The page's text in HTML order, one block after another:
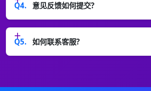
Q4. 意见反馈如何提交?
Q5. 如何联系客服?